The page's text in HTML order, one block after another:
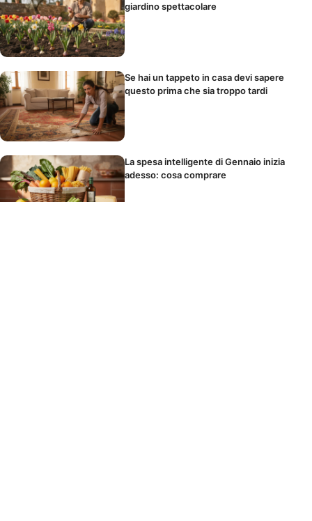
giardino spettacolare
Se hai un tappeto in casa devi sapere
questo prima che sia troppo tardi
La spesa intelligente di Gennaio inizia
adesso: cosa comprare